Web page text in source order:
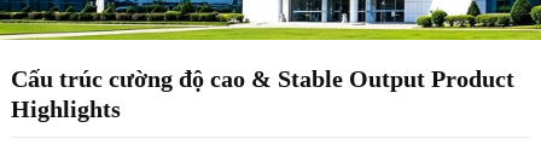
Cấu trúc cường độ cao & Stable Output Product
Highlights